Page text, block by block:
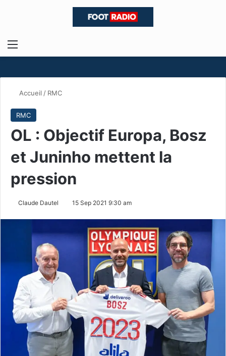
Menu
Accueil / RMC
RMC
OL : Objectif Europa, Bosz
et Juninho mettent la
pression
Claude Dautel 15 Sep 2021 9:30 am